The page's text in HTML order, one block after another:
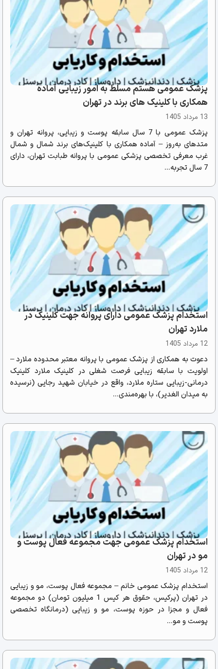
پزشک عمومی هستم مسلط به امور زیبایی آماده
همکاری با کلینیک های برند در تهران
13 مرداد 1405
پزشک عمومی با 7 سال سابقه پوست و زیبایی، پروانه تهران و
متدهای به‌روز – آماده همکاری با کلینیک‌های برند شمال و شمال
غرب معرفی تخصصی پزشکی عمومی با پروانه طبابت تهران، دارای
7 سال تجربه...
استخدام پزشک عمومی دارای پروانه جهت کلینیک در
ملارد تهران
12 مرداد 1405
دعوت به همکاری از پزشک عمومی با پروانه معتبر محدوده ملارد –
اولویت با سابقه زیبایی فرصت شغلی در کلینیک ملارد کلینیک
درمانی-زیبایی ستاره ملارد، واقع در خیابان شهید رجایی (نرسیده
به میدان الغدیر)، با بهره‌مندی...
استخدام پزشک عمومی جهت مجموعه فعال پوست و
مو در تهران
12 مرداد 1405
استخدام پزشک عمومی خانم – مجموعه فعال پوست، مو و زیبایی
در تهران (پرکیس، حقوق هر کیس 1 میلیون تومان) دو مجموعه
فعال و مجزا در حوزه پوست، مو و زیبایی (درمانگاه تخصصی
پوست و مو...